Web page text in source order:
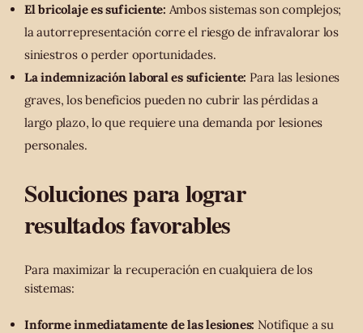
El bricolaje es suficiente: Ambos sistemas son complejos;
la autorrepresentación corre el riesgo de infravalorar los
siniestros o perder oportunidades.
La indemnización laboral es suficiente: Para las lesiones
graves, los beneficios pueden no cubrir las pérdidas a
largo plazo, lo que requiere una demanda por lesiones
personales.
Soluciones para lograr
resultados favorables
Para maximizar la recuperación en cualquiera de los
sistemas:
Informe inmediatamente de las lesiones: Notifique a su